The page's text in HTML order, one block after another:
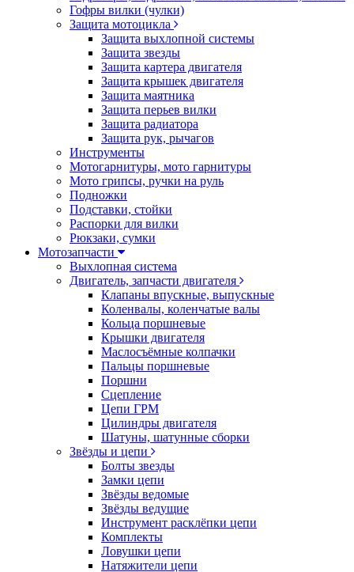
Гофры вилки (чулки)
Защита мотоцикла
Защита выхлопной системы
Защита звезды
Защита картера двигателя
Защита крышек двигателя
Защита маятника
Защита перьев вилки
Защита радиатора
Защита рук, рычагов
Инструменты
Мотогарнитуры, мото гарнитуры
Мото грипсы, ручки на руль
Подножки
Подставки, стойки
Распорки для вилки
Рюкзаки, сумки
Мотозапчасти
Выхлопная система
Двигатель, запчасти двигателя
Клапаны впускные, выпускные
Коленвалы, коленчатые валы
Кольца поршневые
Крышки двигателя
Маслосъёмные колпачки
Пальцы поршневые
Поршни
Сцепление
Цепи ГРМ
Цилиндры двигателя
Шатуны, шатунные сборки
Звёзды и цепи
Болты звезды
Замки цепи
Звёзды ведомые
Звёзды ведущие
Инструмент расклёпки цепи
Комплекты
Ловушки цепи
Натяжители цепи